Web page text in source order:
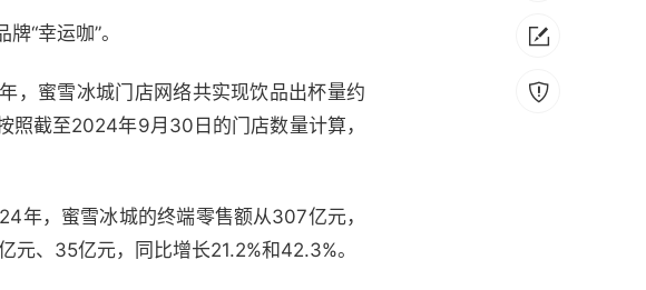
“幸运咖”。
，蜜雪冰城门店网络共实现饮品出杯量约
照截至2024年9月30日的门店数量计算，
年，蜜雪冰城的终端零售额从307亿元，
、35亿元，同比增长21.2%和42.3%。